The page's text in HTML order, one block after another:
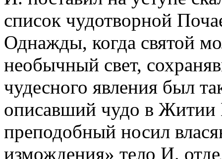
список чудотворной
Однажды, когда святой
необычный свет,
чудесного явления был
описавший чудо в
преподобный носил
измождения» тело И.